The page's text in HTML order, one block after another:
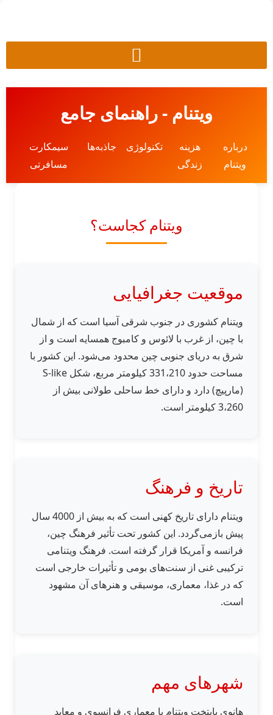
ویتنام - راهنمای جامع
درباره
ویتنام
هزینه
زندگی
تکنولوژی جاذبه‌ها
سیمکارت
مسافرتی
ویتنام کجاست؟
موقعیت جغرافیایی
ویتنام کشوری در جنوب شرقی آسیا است که از شمال
با چین، از غرب با لائوس و کامبوج همسایه است و از
شرق به دریای جنوبی چین محدود می‌شود. این کشور با
مساحت حدود 331،210 کیلومتر مربع، شکل S-like
(مارپیچ) دارد و دارای خط ساحلی طولانی بیش از
3،260 کیلومتر است.
تاریخ و فرهنگ
ویتنام دارای تاریخ کهنی است که به بیش از 4000 سال
پیش بازمی‌گردد. این کشور تحت تأثیر فرهنگ چین،
فرانسه و آمریکا قرار گرفته است. فرهنگ ویتنامی
ترکیبی غنی از سنت‌های بومی و تأثیرات خارجی است
که در غذا، معماری، موسیقی و هنرهای آن مشهود
است.
شهرهای مهم
هانوی پایتخت ویتنام با معماری فرانسوی و معابد